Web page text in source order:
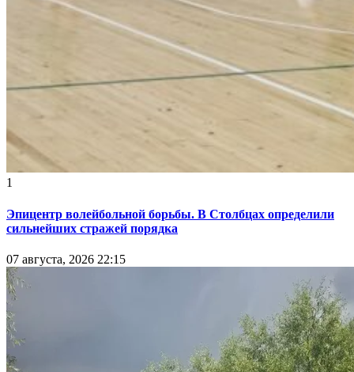
1
Эпицентр волейбольной борьбы. В Столбцах определили
сильнейших стражей порядка
07 августа, 2026 22:15